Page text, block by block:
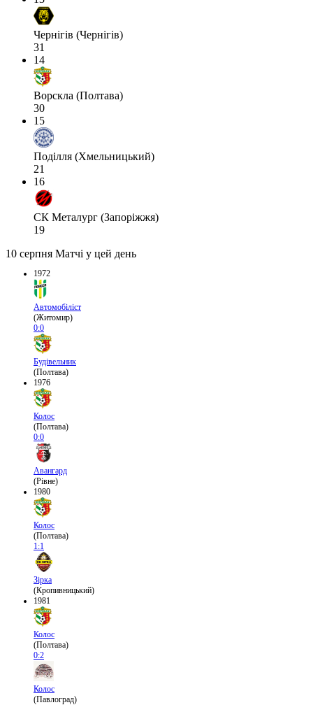
Чернігів (Чернігів)
31
14
Ворскла (Полтава)
30
15
Поділля (Хмельницький)
21
16
СК Металург (Запоріжжя)
19
10 серпня Матчі у цей день
1972
Автомобіліст
(Житомир)
0:0
Будівельник
(Полтава)
1976
Колос
(Полтава)
0:0
Авангард
(Рівне)
1980
Колос
(Полтава)
1:1
Зірка
(Кропивницький)
1981
Колос
(Полтава)
0:2
Колос
(Павлоград)